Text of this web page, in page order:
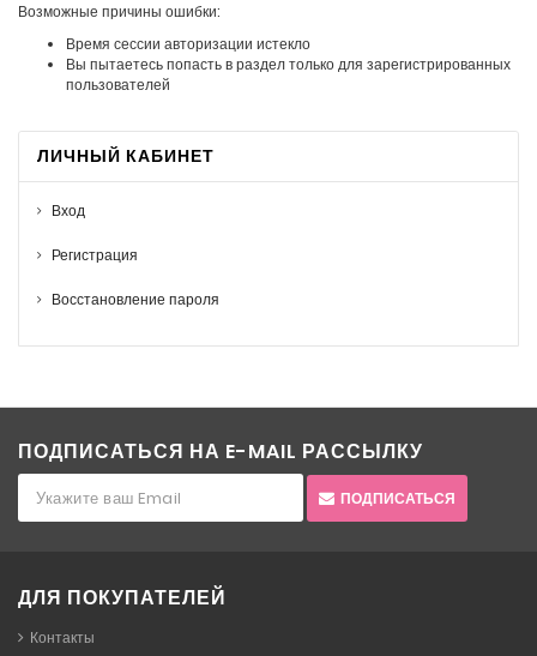
Возможные причины ошибки:
Время сессии авторизации истекло
Вы пытаетесь попасть в раздел только для зарегистрированных
пользователей
ЛИЧНЫЙ КАБИНЕТ
Вход
Регистрация
Восстановление пароля
ПОДПИСАТЬСЯ НА E-MAIL РАССЫЛКУ
ПОДПИСАТЬСЯ
ДЛЯ ПОКУПАТЕЛЕЙ
Контакты